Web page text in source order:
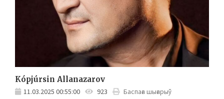
Kópjúrsin Allanazarov
11.03.2025 00:55:00 923
Баспаға шығарыў